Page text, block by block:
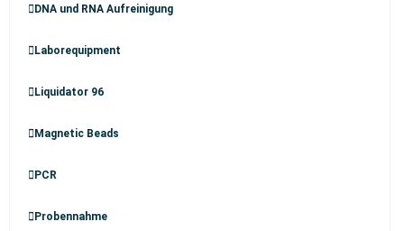
DNA und RNA Aufreinigung
Laborequipment
Liquidator 96
Magnetic Beads
PCR
Probennahme